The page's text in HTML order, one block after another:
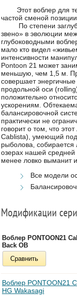
Этот воблер для
частой сменой
По степени
звено» в эволюции
глубоководными
мало кто видел
интенсивности
Pontoon 21 может
меньшую, чем 1,5 м.
совершает
продольной оси
положительно
ускорениям.
балансировочной
практически не
говорит о том, что
Cablista), умеющий
рыболова, собирается
озерах нашей
менее ловко выманит
Все модели
Модификации
Воблер PONTOON21
Back OB
Сравнить
Воблер PONTOON21
HG Wakasagi